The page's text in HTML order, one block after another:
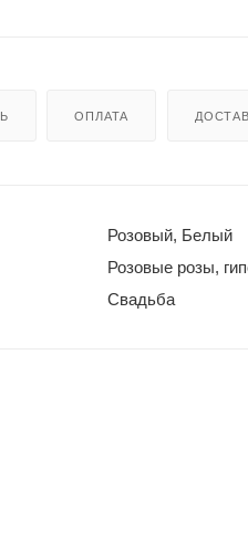
ОПЛАТА
Розовый, Белый
Розовые розы,
Свадьба